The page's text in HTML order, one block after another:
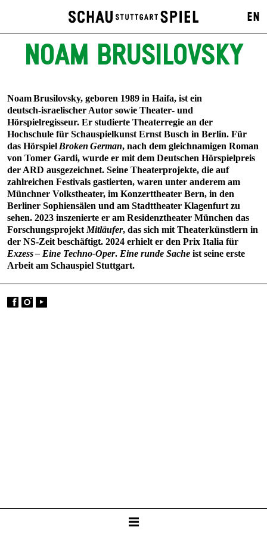
EN
NOAM BRUSILOVSKY
Noam Brusilovsky, geboren 1989 in Haifa, ist ein
deutsch‑israelischer Autor sowie Theater‑ und
Hörspielregisseur. Er studierte Theaterregie an der
Hochschule für Schauspielkunst Ernst Busch in Berlin. Für
das Hörspiel Broken German, nach dem gleichnamigen Roman
von Tomer Gardi, wurde er mit dem Deutschen Hörspielpreis
der ARD ausgezeichnet. Seine Theaterprojekte, die auf
zahlreichen Festivals gastierten, waren unter anderem am
Münchner Volkstheater, im Konzerttheater Bern, in den
Berliner Sophiensälen und am Stadttheater Klagenfurt zu
sehen. 2023 inszenierte er am Residenztheater München das
Forschungsprojekt Mitläufer, das sich mit Theaterkünstlern in
der NS‑Zeit beschäftigt. 2024 erhielt er den Prix Italia für
Exzess – Eine Techno‑Oper. Eine runde Sache ist seine erste
Arbeit am Schauspiel Stuttgart.